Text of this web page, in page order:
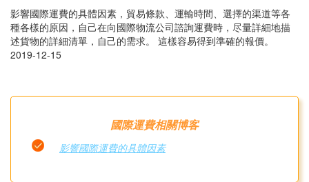
影響國際運費的具體因素，貿易條款、運輸時間、選擇的渠道等各
種各樣的原因，自己在向國際物流公司諮詢運費時，尽量詳細地描
述貨物的詳細清單，自己的需求。 這樣容易得到準確的報價。
2019-12-15
國際運費相關博客
影響國際運費的具體因素